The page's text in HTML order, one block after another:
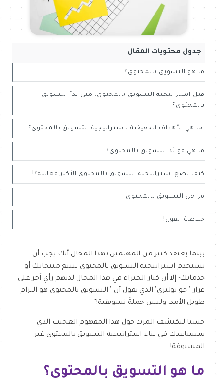
جدول محتويات المقال
ما هو التسويق بالمحتوى؟
قبل استراتيجية التسويق بالمحتوى، متى بدأ التسويق
بالمحتوى؟
ما هي الأهداف الحقيقية لاستراتيجية التسويق بالمحتوى؟
ما هي فوائد التسويق بالمحتوى؟
كيف تضع استراتيجية التسويق بالمحتوى الأكثر فعالية؟!
مراحل التسويق بالمحتوى
خلاصة القول!
بينما يعتقد كثير من المهتمين بهذا المجال أنك يجب أن
تستخدم استراتيجية التسويق بالمحتوى لتبيع منتجاتك أو
خدماتك؛ إلا أن كبار الخبراء في هذا المجال لديهم رأي آخر على
غرار " جو بوليزي" الذي يقول أن " التسويق بالمحتوى هو التزام
طويل الأمد، وليس حملةً تسويقية!"
حسنا لنكتشف المزيد حول هذا المفهوم العجيب الذي
سيساعدك في بناء استراتيجية التسويق بالمحتوى غير
المسبوقة!
ما هو التسويق بالمحتوى؟